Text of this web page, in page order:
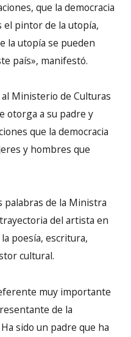
que la democracia
el pintor de la utopía,
la utopía se pueden
país», manifestó.
Ministerio de Culturas
otorga a su padre y
que la democracia
y hombres que
palabras de la Ministra
del artista en
poesía, escritura,
cultural.
muy importante
de la
sido un padre que ha